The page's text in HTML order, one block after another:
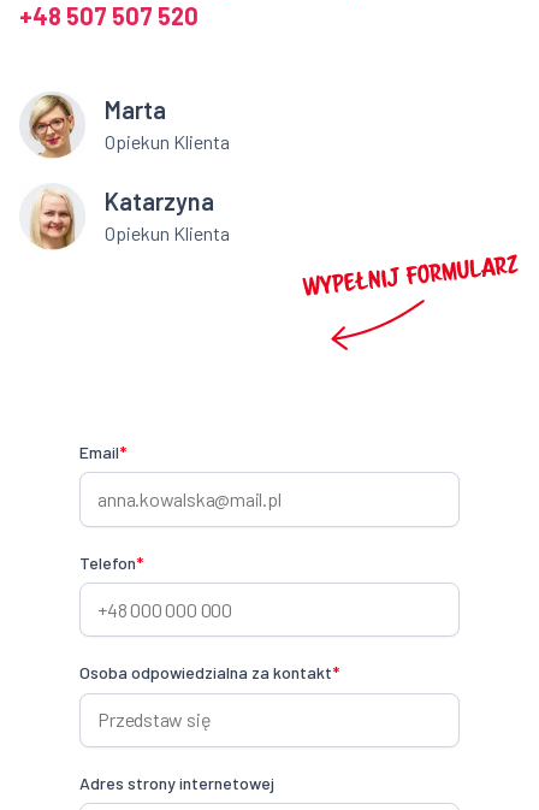
+48 507 507 520
Marta
Opiekun Klienta
Katarzyna
Opiekun Klienta
Email*
Telefon*
Osoba odpowiedzialna za kontakt*
Adres strony internetowej